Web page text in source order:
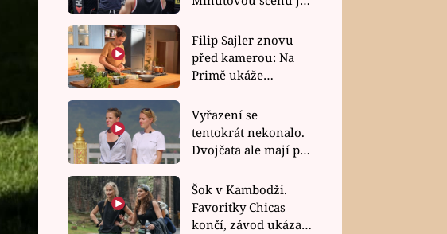
Filip Sajler znovu
před kamerou: Na
Primě ukáže
rychlé recepty
Vyřazení se
tentokrát nekonalo.
Dvojčata ale mají po
závodu nůž na krku
Šok v Kambodži.
Favoritky Chicas
končí, závod ukázal